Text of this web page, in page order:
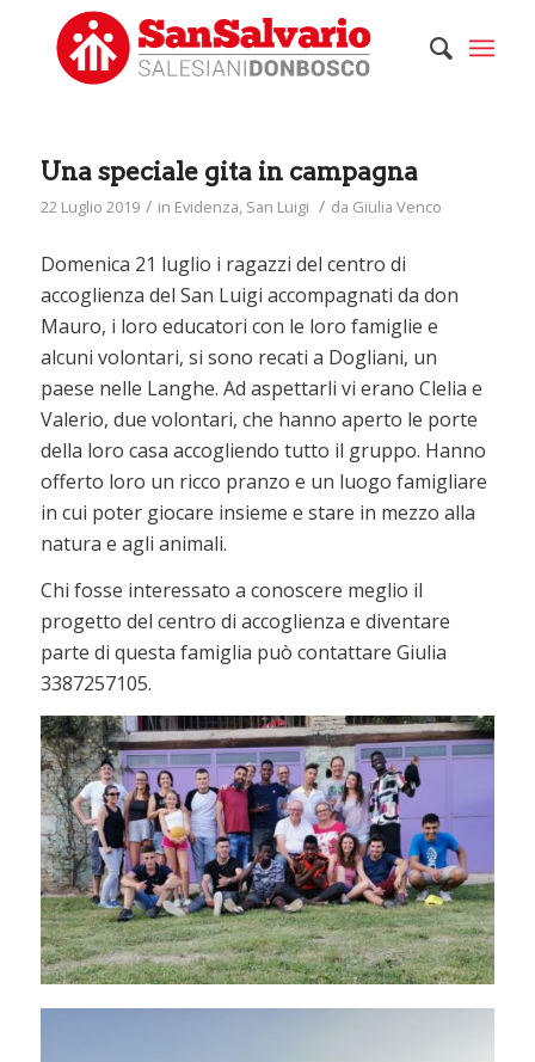
Una speciale gita in campagna
22 Luglio 2019 / in Evidenza, San Luigi / da Giulia Venco
Domenica 21 luglio i ragazzi del centro di
accoglienza del San Luigi accompagnati da don
Mauro, i loro educatori con le loro famiglie e
alcuni volontari, si sono recati a Dogliani, un
paese nelle Langhe. Ad aspettarli vi erano Clelia e
Valerio, due volontari, che hanno aperto le porte
della loro casa accogliendo tutto il gruppo. Hanno
offerto loro un ricco pranzo e un luogo famigliare
in cui poter giocare insieme e stare in mezzo alla
natura e agli animali.
Chi fosse interessato a conoscere meglio il
progetto del centro di accoglienza e diventare
parte di questa famiglia può contattare Giulia
3387257105.